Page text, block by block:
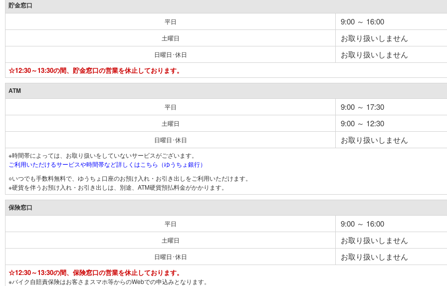
貯金窓口
平日 9:00 ～ 16:00
土曜日 お取り扱いしません
日曜日･休日 お取り扱いしません
☆12:30～13:30の間、貯金窓口の営業を休止しております。
ATM
平日 9:00 ～ 17:30
土曜日 9:00 ～ 12:30
日曜日･休日 お取り扱いしません
※時間帯によっては、お取り扱いをしていないサービスがございます。
ご利用いただけるサービスや時間帯など詳しくはこちら（ゆうちょ銀行）
○いつでも手数料無料で、ゆうちょ口座のお預け入れ・お引き出しをご利用いただけます。
※硬貨を伴うお預け入れ・お引き出しは、別途、ATM硬貨預払料金がかかります。
保険窓口
平日 9:00 ～ 16:00
土曜日 お取り扱いしません
日曜日･休日 お取り扱いしません
☆12:30～13:30の間、保険窓口の営業を休止しております。
※バイク自賠責保険はお客さまスマホ等からのWebでの申込みとなります。